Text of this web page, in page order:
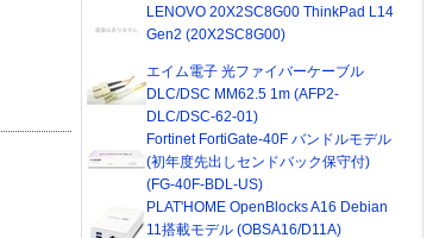
LENOVO 20X2SC8G00 ThinkPad L14
Gen2 (20X2SC8G00)
エイム電子 光ファイバーケーブル
DLC/DSC MM62.5 1m (AFP2-
DLC/DSC-62-01)
Fortinet FortiGate-40F バンドルモデル
(初年度先出しセンドバック保守付)
(FG-40F-BDL-US)
PLAT'HOME OpenBlocks A16 Debian
11搭載モデル (OBSA16/D11A)